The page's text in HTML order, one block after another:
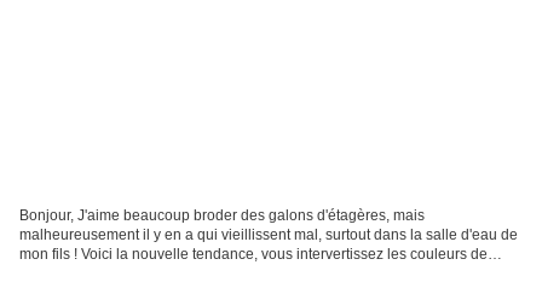
Bonjour, J'aime beaucoup broder des galons d'étagères, mais
malheureusement il y en a qui vieillissent mal, surtout dans la salle d'eau de
mon fils ! Voici la nouvelle tendance, vous intervertissez les couleurs de